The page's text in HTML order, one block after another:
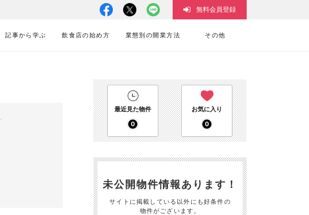
記事から学ぶ 飲食店の始め方 業態別の開業方法 その他
無料会員登録
最近見た物件
0
お気に入り
0
未公開物件情報あります！
サイトに掲載している以外にも好条件の
物件がございます。